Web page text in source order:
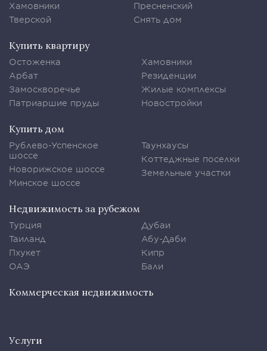
Хамовники
Тверской
Пресненский
Снять дом
Купить квартиру
Остоженка
Арбат
Замоскворечье
Патриаршие пруды
Хамовники
Резиденции
Жилые комплексы
Новостройки
Купить дом
Рублево-Успенское
шоссе
Новорижское шоссе
Минское шоссе
Таунхаусы
Коттеджные поселки
Земельные участки
Недвижимость за рубежом
Турция
Таиланд
Пхукет
ОАЭ
Дубаи
Абу-Даби
Кипр
Бали
Коммерческая недвижимость
Услуги